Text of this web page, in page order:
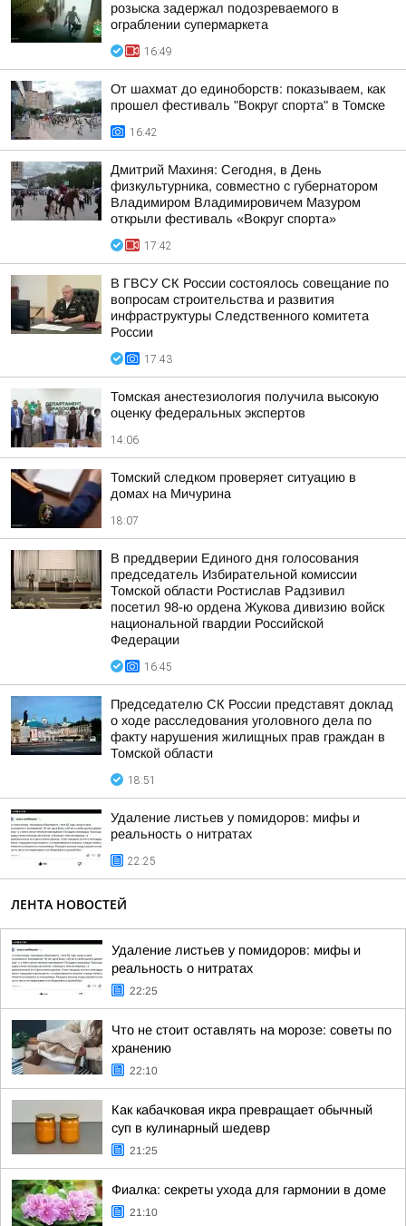
розыска задержал подозреваемого в
ограблении супермаркета
16:49
От шахмат до единоборств: показываем, как
прошел фестиваль "Вокруг спорта" в Томске
16:42
Дмитрий Махиня: Сегодня, в День
физкультурника, совместно с губернатором
Владимиром Владимировичем Мазуром
открыли фестиваль «Вокруг спорта»
17:42
В ГВСУ СК России состоялось совещание по
вопросам строительства и развития
инфраструктуры Следственного комитета
России
17:43
Томская анестезиология получила высокую
оценку федеральных экспертов
14:06
Томский следком проверяет ситуацию в
домах на Мичурина
18:07
В преддверии Единого дня голосования
председатель Избирательной комиссии
Томской области Ростислав Радзивил
посетил 98-ю ордена Жукова дивизию войск
национальной гвардии Российской
Федерации
16:45
Председателю СК России представят доклад
о ходе расследования уголовного дела по
факту нарушения жилищных прав граждан в
Томской области
18:51
Удаление листьев у помидоров: мифы и
реальность о нитратах
22:25
ЛЕНТА НОВОСТЕЙ
Удаление листьев у помидоров: мифы и
реальность о нитратах
22:25
Что не стоит оставлять на морозе: советы по
хранению
22:10
Как кабачковая икра превращает обычный
суп в кулинарный шедевр
21:25
Фиалка: секреты ухода для гармонии в доме
21:10